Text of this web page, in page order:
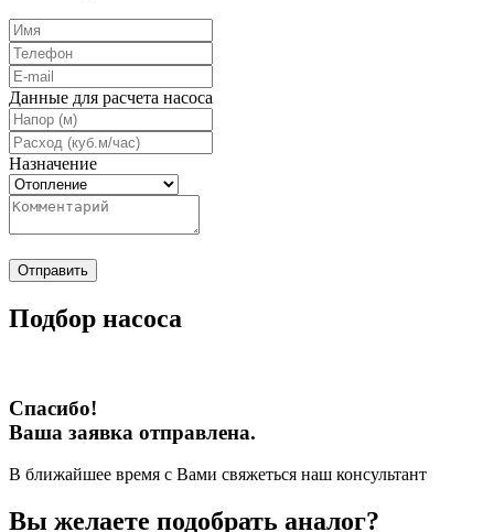
Данные для расчета насоса
Назначение
Отправить
Подбор насоса
Спасибо!
Ваша заявка отправлена.
В ближайшее время с Вами свяжеться наш консультант
Вы желаете подобрать аналог?